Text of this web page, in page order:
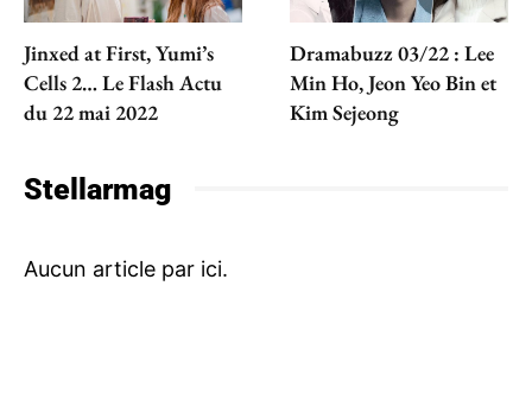
Jinxed at First, Yumi’s
Cells 2… Le Flash Actu
du 22 mai 2022
Dramabuzz 03/22 : Lee
Min Ho, Jeon Yeo Bin et
Kim Sejeong
Stellarmag